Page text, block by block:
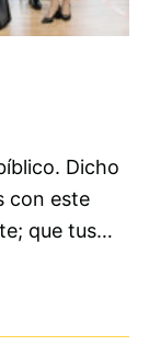
Dicho
con este
que tus…